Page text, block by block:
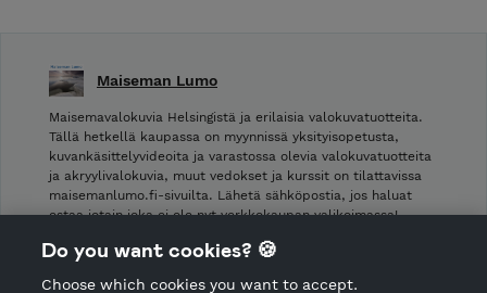
Maiseman Lumo
Maisemavalokuvia Helsingistä ja erilaisia valokuvatuotteita.
Tällä hetkellä kaupassa on myynnissä yksityisopetusta,
kuvankäsittelyvideoita ja varastossa olevia valokuvatuotteita
ja akryylivalokuvia, muut vedokset ja kurssit on tilattavissa
maisemanlumo.fi-sivuilta. Lähetä sähköpostia, jos haluat
ostaa jotain joka ei ole nyt verkkokaupan valikoimassa!
Shop Terms and Conditions
Do you want cookies? 🍪
Choose which cookies you want to accept.